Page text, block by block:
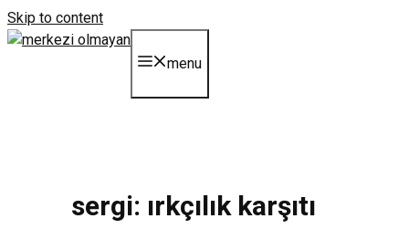
Skip to content
menu
sergi: irkçılık karşıtı